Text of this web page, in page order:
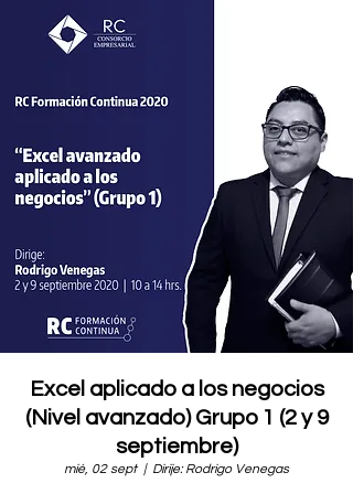
Excel aplicado a los negocios
(Nivel avanzado) Grupo 1 (2 y 9
septiembre)
mié, 02 sept
  |
Dirije: Rodrigo Venegas